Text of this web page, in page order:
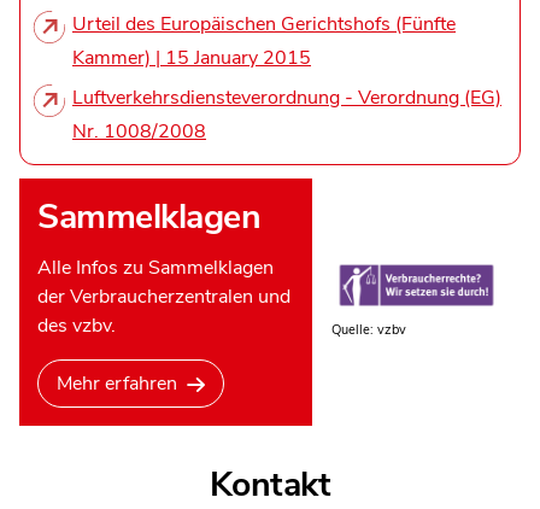
Urteil des Europäischen Gerichtshofs (Fünfte
Kammer) | 15 January 2015
Luftverkehrsdiensteverordnung - Verordnung (EG)
Nr. 1008/2008
Sammelklagen
Alle Infos zu Sammelklagen
der Verbraucherzentralen und
des vzbv.
Mehr erfahren
Quelle: vzbv
Kontakt